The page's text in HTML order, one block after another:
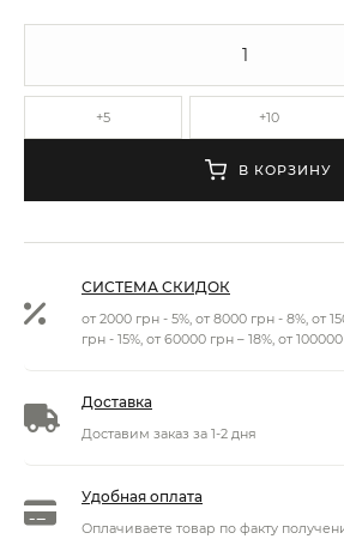
+5 +10
В КОРЗИНУ
СИСТЕМА СКИДОК
от 2000 грн - 5%, от 8000 грн - 8%, от
грн - 15%, от 60000 грн – 18%, от
Доставка
Доставим заказ за 1-2 дня
Удобная оплата
Оплачиваете товар по факту